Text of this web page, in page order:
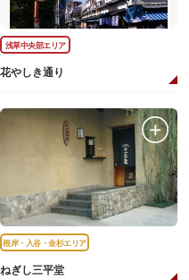
浅草中央部エリア
花やしき通り
根岸・入谷・金杉エリア
ねぎし三平堂